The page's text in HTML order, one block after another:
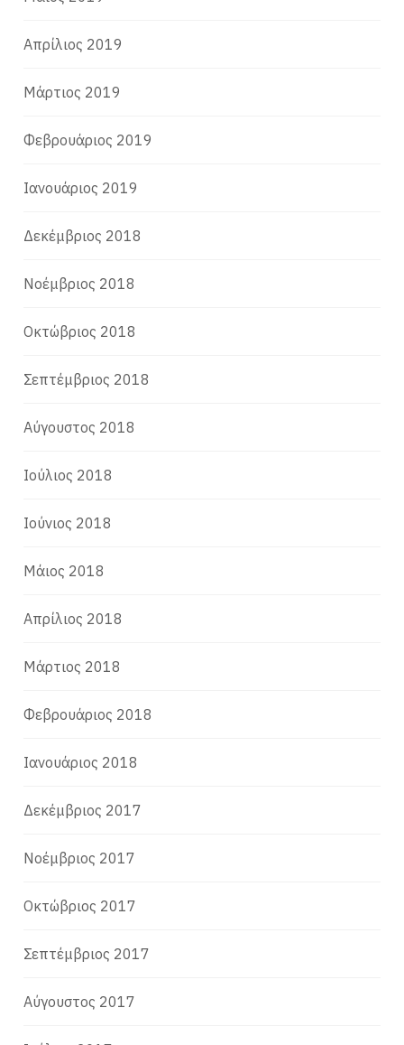
Απρίλιος 2019
Μάρτιος 2019
Φεβρουάριος 2019
Ιανουάριος 2019
Δεκέμβριος 2018
Νοέμβριος 2018
Οκτώβριος 2018
Σεπτέμβριος 2018
Αύγουστος 2018
Ιούλιος 2018
Ιούνιος 2018
Μάιος 2018
Απρίλιος 2018
Μάρτιος 2018
Φεβρουάριος 2018
Ιανουάριος 2018
Δεκέμβριος 2017
Νοέμβριος 2017
Οκτώβριος 2017
Σεπτέμβριος 2017
Αύγουστος 2017